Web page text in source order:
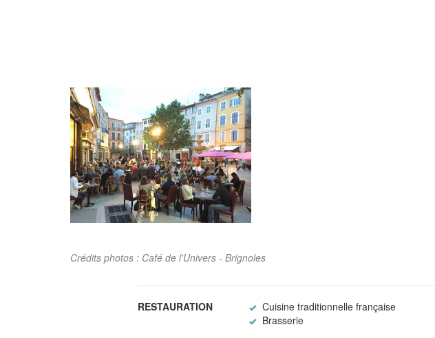
Crédits photos : Café de l'Univers - Brignoles
RESTAURATION Cuisine traditionnelle française
Brasserie